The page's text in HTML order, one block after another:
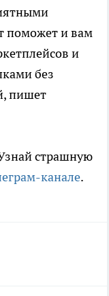
поможет и вам
и
без
пишет
страшную
канале.